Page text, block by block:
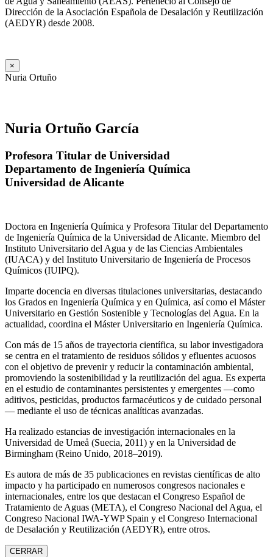
Dirección de la Asociación Española de Desalación y Reutilización
(AEDYR) desde 2008.
×
Nuria Ortuño
Nuria Ortuño García
Profesora Titular de Universidad
Departamento de Ingeniería Química
Universidad de Alicante
Doctora en Ingeniería Química y Profesora Titular del Departamento
de Ingeniería Química de la Universidad de Alicante. Miembro del
Instituto Universitario del Agua y de las Ciencias Ambientales
(IUACA) y del Instituto Universitario de Ingeniería de Procesos
Químicos (IUIPQ).
Imparte docencia en diversas titulaciones universitarias, destacando
los Grados en Ingeniería Química y en Química, así como el Máster
Universitario en Gestión Sostenible y Tecnologías del Agua. En la
actualidad, coordina el Máster Universitario en Ingeniería Química.
Con más de 15 años de trayectoria científica, su labor investigadora
se centra en el tratamiento de residuos sólidos y efluentes acuosos
con el objetivo de prevenir y reducir la contaminación ambiental,
promoviendo la sostenibilidad y la reutilización del agua. Es experta
en el estudio de contaminantes persistentes y emergentes —como
aditivos, pesticidas, productos farmacéuticos y de cuidado personal
— mediante el uso de técnicas analíticas avanzadas.
Ha realizado estancias de investigación internacionales en la
Universidad de Umeå (Suecia, 2011) y en la Universidad de
Birmingham (Reino Unido, 2018–2019).
Es autora de más de 35 publicaciones en revistas científicas de alto
impacto y ha participado en numerosos congresos nacionales e
internacionales, entre los que destacan el Congreso Español de
Tratamiento de Aguas (META), el Congreso Nacional del Agua, el
Congreso Nacional IWA‑YWP Spain y el Congreso Internacional
de Desalación y Reutilización (AEDYR), entre otros.
CERRAR